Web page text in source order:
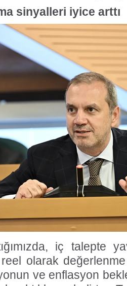
sinyalleri iyice arttı
iç talepte
reel olarak
ve enflasyon